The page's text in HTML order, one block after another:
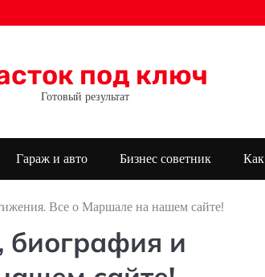
под ключ
Готовый результат
Гараж и авто Бизнес советник
Все о Маршале на нашем сайте!
и